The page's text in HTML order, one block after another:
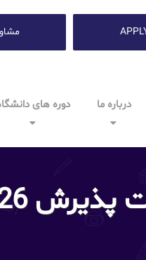
درباره ما دوره های
2026